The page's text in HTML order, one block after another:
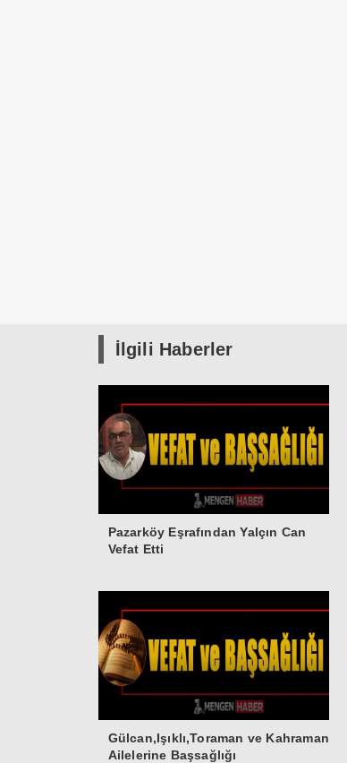
İlgili Haberler
Pazarköy Eşrafından Yalçın Can
Vefat Etti
Gülcan,Işıklı,Toraman ve Kahraman
Ailelerine Başsağlığı